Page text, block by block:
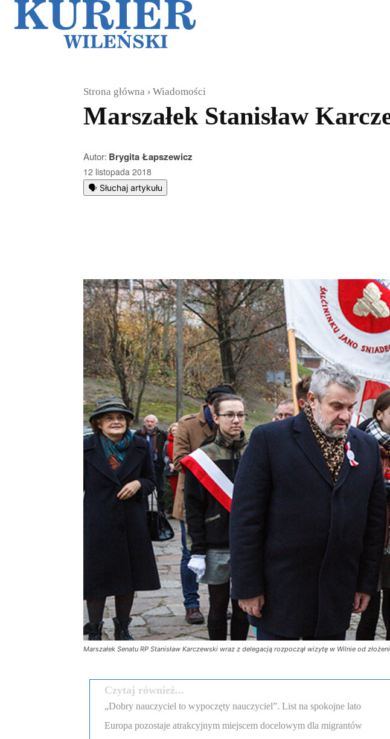
Strona główna Wiadomości
Marszałek Stanisław
Autor: Brygita Łapszewicz
12 listopada 2018
🗣️ Słuchaj artykułu
Marszałek Senatu RP Stanisław Karczewski wraz z delegacją rozpoczął wizytę w Wilnie od
Czytaj również...
„Dobry nauczyciel to wypoczęty nauczyciel”. List na spokojne lato
Europa pozostaje atrakcyjnym miejscem docelowym dla migrantów